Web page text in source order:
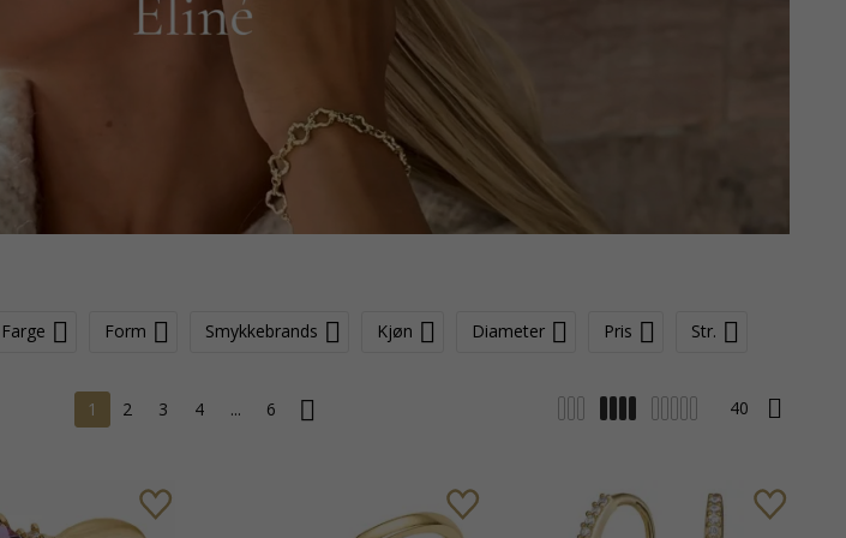
Farge Form Smykkebrands Kjøn Diameter Pris Str.
1 2 3 4 ... 6